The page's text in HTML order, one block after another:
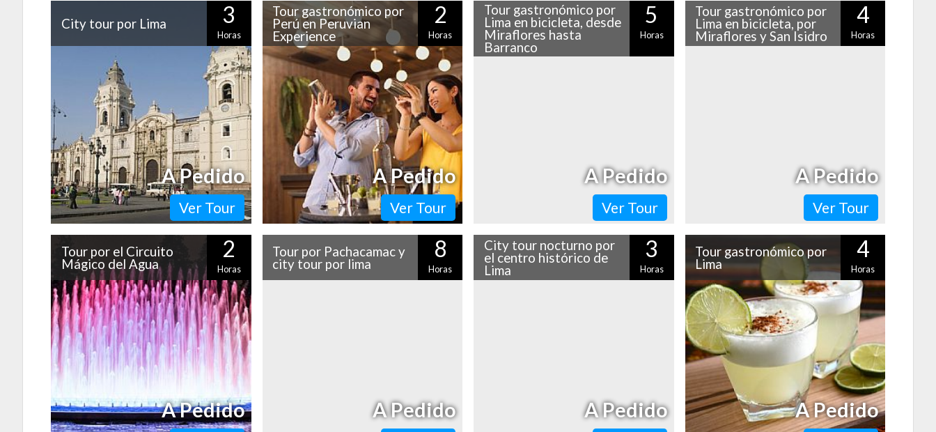
City tour por Lima 3
Horas
Lima es una ciudad que enamora a primera
vista. Desde los hermosos jardines de
Miraflores hasta la espectacular herencia
colonial del…
Ver Tour
A Pedido
Tour gastronómico por
Perú en Peruvian
Experience
2
Horas
Sabores, cultura y entretención en un
solo lugar: de eso se trata Peruvian
Experience. Ubicado en pleno Miraflores,
en sus cuatro pisos…
Ver Tour
A Pedido
Tour gastronómico por
Lima en bicicleta, desde
Miraflores hasta
Barranco
5
Horas
Ver Tour
A Pedido
Tour gastronómico por
Lima en bicicleta, por
Miraflores y San Isidro
4
Horas
Ver Tour
A Pedido
Tour por el Circuito
Mágico del Agua
2
Horas
El Circuito Mágico del Agua, el complejo
de fuentes más grande del mundo,
merece una visita, sobre todo si incluye
un espectáculo de…
A Pedido
Tour por Pachacamac y
city tour por lima
8
Horas
A Pedido
City tour nocturno por
el centro histórico de
Lima
3
Horas
A Pedido
Tour gastronómico por
Lima
4
Horas
No te pierdas la oportunidad de
comprender por qué Lima es considerada
la capital gastronómica de Latinoamérica.
Recorrerás un mercado,…
A Pedido